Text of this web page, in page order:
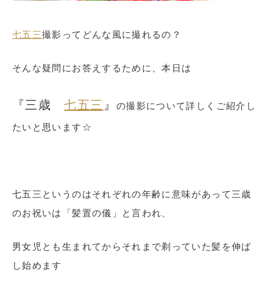
七五三撮影ってどんな風に撮れるの？
そんな疑問にお答えするために、本日は
『三歳七五三 』 の撮影について詳しくご紹介し
たいと思います☆
七五三というのはそれぞれの年齢に意味があって三歳
のお祝いは「髪置の儀」と言われ、
男女児とも生まれてからそれまで剃っていた髪を伸ば
し始めます